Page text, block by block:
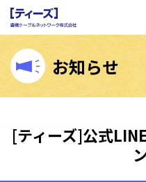
お知らせ
[ティーズ]公式